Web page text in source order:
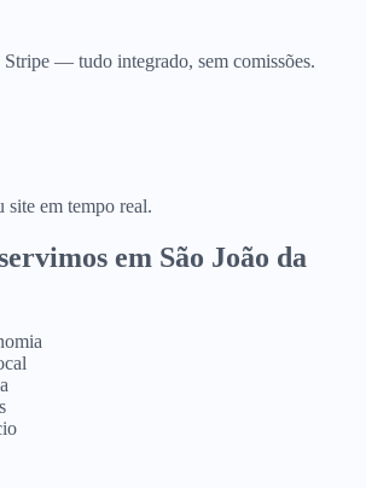
— tudo integrado, sem comissões.
site em tempo real.
em São João da